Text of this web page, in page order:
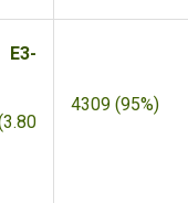
4309 (95%)